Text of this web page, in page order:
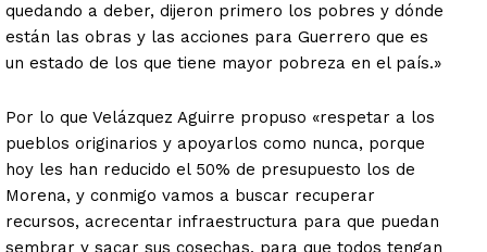
quedando a deber, dijeron primero los pobres y dónde
están las obras y las acciones para Guerrero que es
un estado de los que tiene mayor pobreza en el país.»
Por lo que Velázquez Aguirre propuso «respetar a los
pueblos originarios y apoyarlos como nunca, porque
hoy les han reducido el 50% de presupuesto los de
Morena, y conmigo vamos a buscar recuperar
recursos, acrecentar infraestructura para que puedan
sembrar y sacar sus cosechas, para que todos tengan